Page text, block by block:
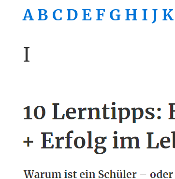
A B C D E F G H I J K
I